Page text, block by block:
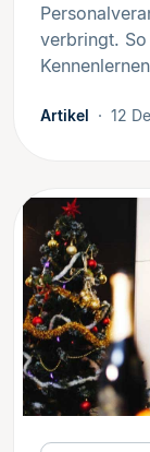
verbringt.
Artikel 12